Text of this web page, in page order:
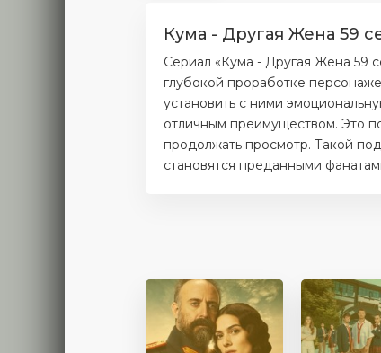
Кума - Другая Жена 59
Сериал «Кума - Другая Жена 59
глубокой проработке
установить с ними
отличным преимуществом. Это
продолжать просмотр. Такой
становятся преданными